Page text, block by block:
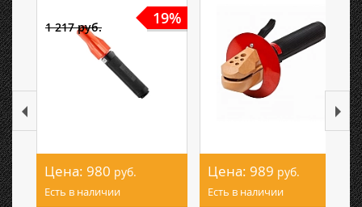
19%
1 217 руб.
Цена: 980 руб.
Есть в наличии
Цена: 989 руб.
Есть в наличии